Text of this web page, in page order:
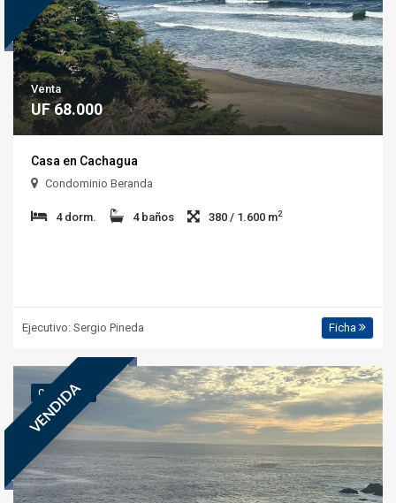
Venta
UF 68.000
Casa en Cachagua
Condominio Beranda
4 dorm. 4 baños 380 / 1.600 m2
Ejecutivo: Sergio Pineda Ficha
VENDIDA
COD.: 5.455